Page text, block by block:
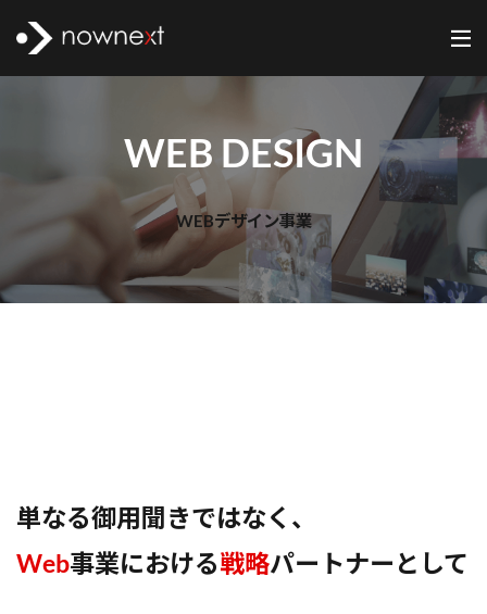
WEB DESIGN
WEBデザイン事業
単なる御用聞きではなく、
Web事業における戦略パートナーとして